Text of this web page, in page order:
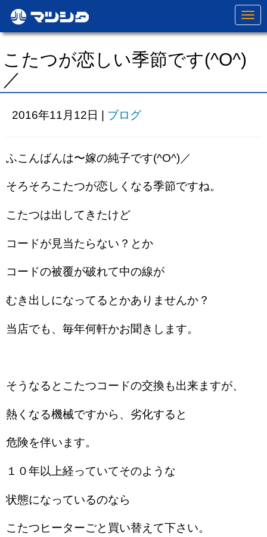
N
a
v
o
こたつが恋しい季節です(^O^)
／
2016年11月12日 | ブログ
ふこんばんは〜嫁の純子です(^O^)／
そろそろこたつが恋しくなる季節ですね。
こたつは出してきたけど
コードが見当たらない？とか
コードの被覆が破れて中の線が
むき出しになってるとかありませんか？
当店でも、毎年何軒かお聞きします。
そうなるとこたつコードの交換も出来ますが、
熱くなる機械ですから、劣化すると
危険を伴います。
１０年以上経っていてそのような
状態になっているのなら
こたつヒーターごと買い替えて下さい。